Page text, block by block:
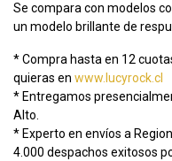
Se compara con modelos
un modelo brillante de
* Compra hasta en 12
quieras en www.lucyrock.cl
* Entregamos
Alto.
* Experto en envíos a
4.000 despachos exitosos